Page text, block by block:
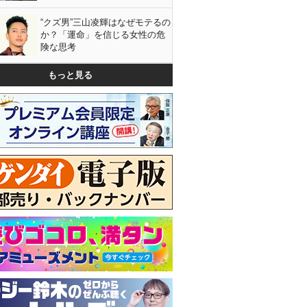
“クズ男”三山凌輝はなぜモテるの
か？「運命」を信じる女性の危
険な思考
もっと見る